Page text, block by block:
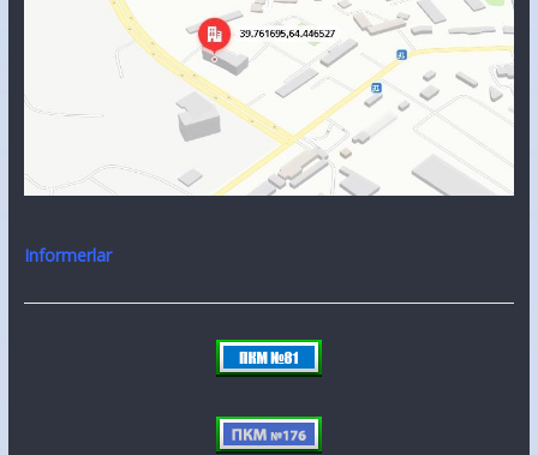
Informerlar